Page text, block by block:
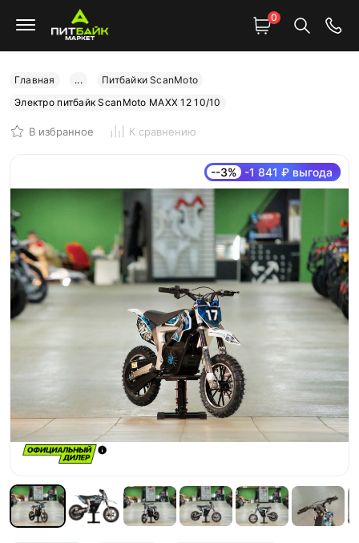
0
Главная ...
Питбайки ScanMoto
Электро питбайк ScanMoto MAXX 12 10/10
В избранное К сравнению
--3% -1 841 ₽ выгода